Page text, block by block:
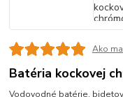
Ako
Batéria kockovej
Vodovodné batérie,